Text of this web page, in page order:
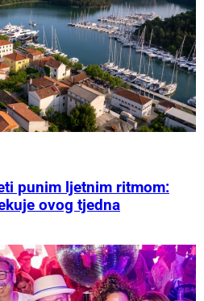
punim ljetnim ritmom:
ovog tjedna